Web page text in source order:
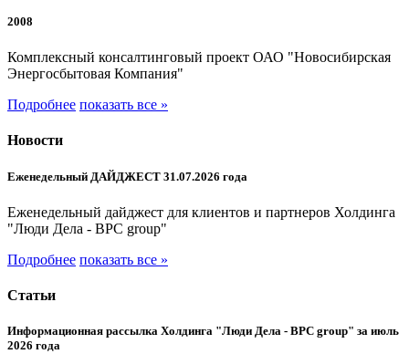
2008
Комплексный консалтинговый проект ОАО "Новосибирская
Энергосбытовая Компания"
Подробнее показать все »
Новости
Еженедельный ДАЙДЖЕСТ 31.07.2026 года
Еженедельный дайджест для клиентов и партнеров Холдинга
"Люди Дела - BPC group"
Подробнее показать все »
Статьи
Информационная рассылка Холдинга "Люди Дела - BPC group" за июль
2026 года